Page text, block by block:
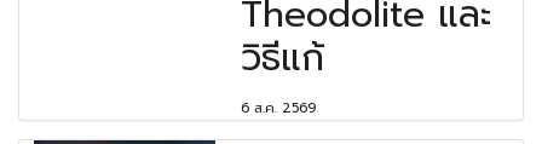
Theodolite และ
วิธีแก้
6 ส.ค. 2569